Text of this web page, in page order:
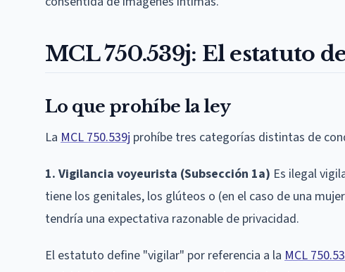
MCL 750.539j: El estatuto
Lo que prohíbe la ley
La MCL 750.539j prohíbe tres categorías distintas de
1. Vigilancia voyeurista (Subsección 1a) Es ilegal
tiene los genitales, los glúteos o (en el caso de una
tendría una expectativa razonable de privacidad.
El estatuto define "vigilar" por referencia a la MCL